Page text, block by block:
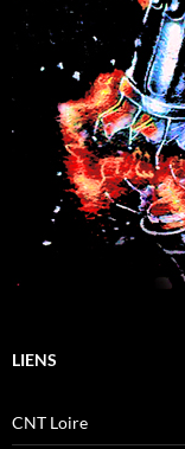
LIENS
CNT Loire